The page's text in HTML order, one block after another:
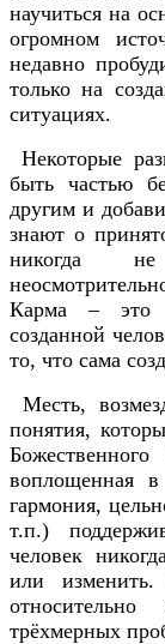
научиться на
огромном
недавно
только на
ситуациях.
Некоторые
быть частью
другим и
знают о
никогда
Карма – это
созданной
то, что сама
Месть,
понятия,
воплощенная
гармония,
т.п.)
человек
или
трёхмерных